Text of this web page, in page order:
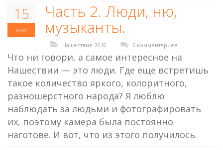
15
июл
Часть 2. Люди, ню,
музыканты.
Нашествие-2010 6 комментариев
Что ни говори, а самое интересное на
Нашествии — это люди. Где еще встретишь
такое количество яркого, колоритного,
разношерстного народа? Я люблю
наблюдать за людьми и фотографировать
их, поэтому камера была постоянно
наготове. И вот, что из этого получилось.